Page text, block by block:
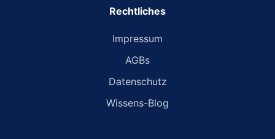
Rechtliches
Impressum
AGBs
Datenschutz
Wissens-Blog